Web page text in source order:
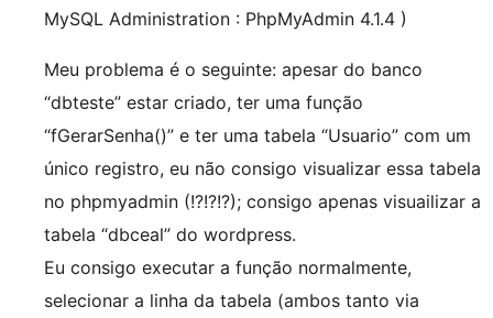
MySQL Administration : PhpMyAdmin 4.1.4 )
Meu problema é o seguinte: apesar do banco
“dbteste” estar criado, ter uma função
“fGerarSenha()” e ter uma tabela “Usuario” com um
único registro, eu não consigo visualizar essa tabela
no phpmyadmin (!?!?!?); consigo apenas visuailizar a
tabela “dbceal” do wordpress.
Eu consigo executar a função normalmente,
selecionar a linha da tabela (ambos tanto via